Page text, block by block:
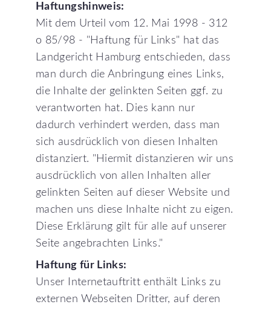
Haftungshinweis:
Mit dem Urteil vom 12. Mai 1998 - 312
o 85/98 - "Haftung für Links" hat das
Landgericht Hamburg entschieden, dass
man durch die Anbringung eines Links,
die Inhalte der gelinkten Seiten ggf. zu
verantworten hat. Dies kann nur
dadurch verhindert werden, dass man
sich ausdrücklich von diesen Inhalten
distanziert. "Hiermit distanzieren wir uns
ausdrücklich von allen Inhalten aller
gelinkten Seiten auf dieser Website und
machen uns diese Inhalte nicht zu eigen.
Diese Erklärung gilt für alle auf unserer
Seite angebrachten Links."
Haftung für Links:
Unser Internetauftritt enthält Links zu
externen Webseiten Dritter, auf deren